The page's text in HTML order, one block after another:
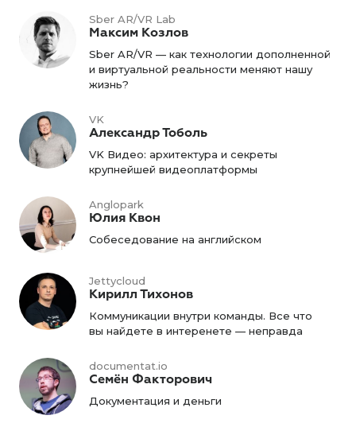
Sber AR/VR Lab
Максим Козлов
Sber AR/VR — как технологии дополненной
и виртуальной реальности меняют нашу
жизнь?
VK
Александр Тоболь
VK Видео: архитектура и секреты
крупнейшей видеоплатформы
Anglopark
Юлия Квон
Собеседование на английском
Jettycloud
Кирилл Тихонов
Коммуникации внутри команды. Все что
вы найдете в интеренете — неправда
documentat.io
Семён Факторович
Документация и деньги